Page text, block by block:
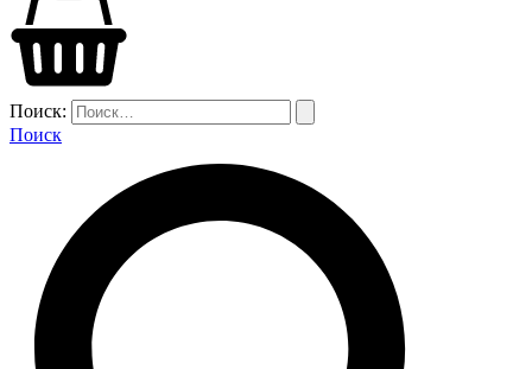
Поиск:
Поиск